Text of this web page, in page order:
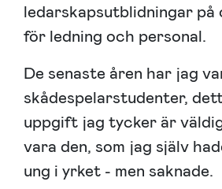
ledarskapsutblidningar
för ledning och personal.
De senaste åren har jag
skådespelarstudenter,
uppgift jag tycker är
vara den, som jag själv
ung i yrket - men saknade.